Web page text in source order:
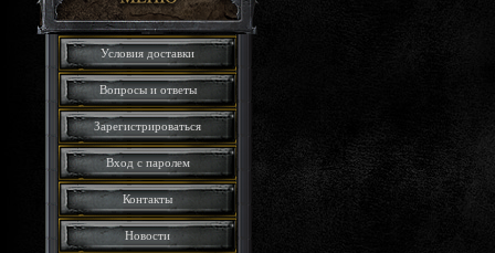
Условия доставки
Вопросы и ответы
Зарегистрироваться
Вход с паролем
Контакты
Новости